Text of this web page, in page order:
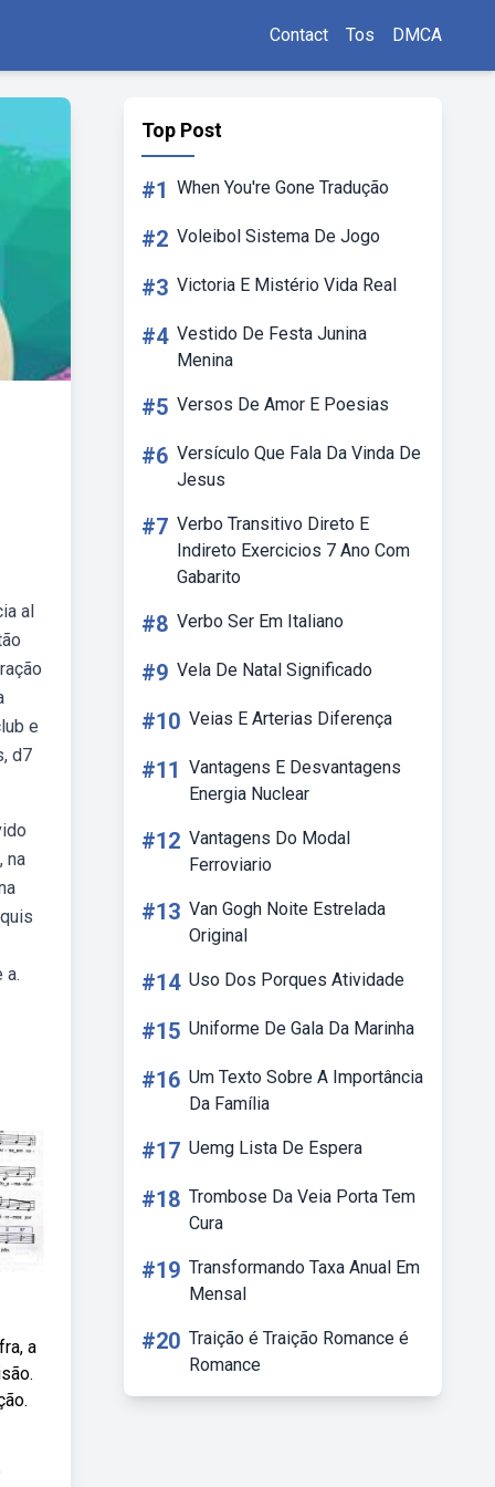
Contact Tos DMCA
al
e
d7
na
a.
a
Top Post
#1 When You're Gone Tradução
#2 Voleibol Sistema De Jogo
#3 Victoria E Mistério Vida Real
#4 Vestido De Festa Junina
Menina
#5 Versos De Amor E Poesias
#6 Versículo Que Fala Da Vinda De
Jesus
#7 Verbo Transitivo Direto E
Indireto Exercicios 7 Ano Com
Gabarito
#8 Verbo Ser Em Italiano
#9 Vela De Natal Significado
#10 Veias E Arterias Diferença
#11 Vantagens E Desvantagens
Energia Nuclear
#12 Vantagens Do Modal
Ferroviario
#13 Van Gogh Noite Estrelada
Original
#14 Uso Dos Porques Atividade
#15 Uniforme De Gala Da Marinha
#16 Um Texto Sobre A Importância
Da Família
#17 Uemg Lista De Espera
#18 Trombose Da Veia Porta Tem
Cura
#19 Transformando Taxa Anual Em
Mensal
#20 Traição é Traição Romance é
Romance